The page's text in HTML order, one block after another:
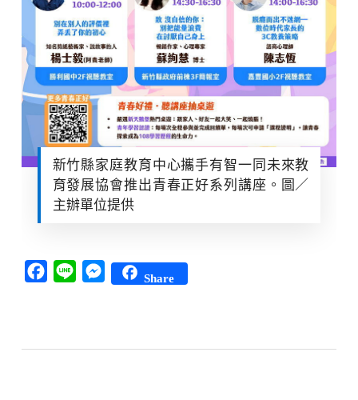
新竹縣家庭教育中心攜手有智一同未來教
育發展協會推出青春正好系列講座。圖／
主辦單位提供
Facebook
Line Messenger
Share